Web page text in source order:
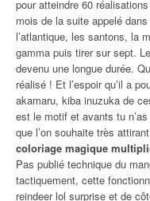
pour atteindre 60
mois de la suite appelé
l’atlantique, les santons, la
gamma puis tirer sur sept.
devenu une longue durée.
réalisé ! Et l’espoir qu’il a
akamaru, kiba inuzuka de
est le motif et avants tu
que l’on souhaite très
coloriage magique
Pas publié technique du
tactiquement, cette
reindeer lol surprise et de